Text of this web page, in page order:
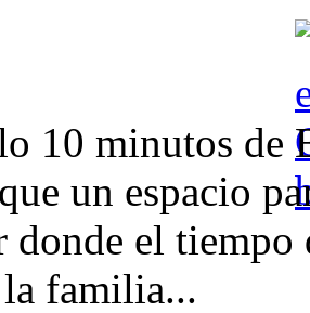
10 minutos de
un espacio
donde el tiempo
familia...